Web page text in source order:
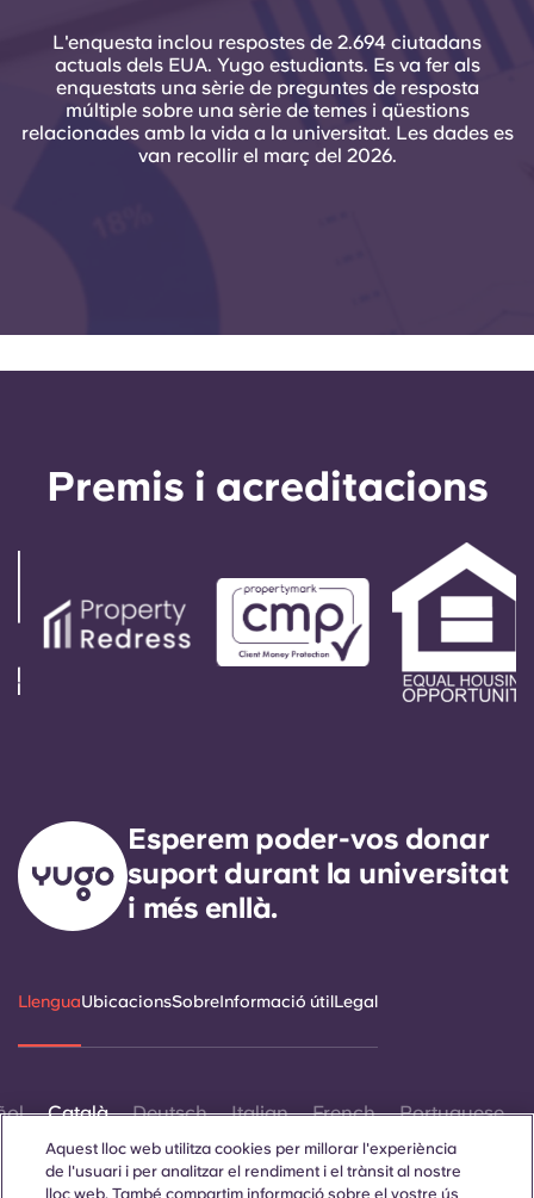
L'enquesta inclou respostes de 2.694 ciutadans
actuals dels EUA. Yugo estudiants. Es va fer als
enquestats una sèrie de preguntes de resposta
múltiple sobre una sèrie de temes i qüestions
relacionades amb la vida a la universitat. Les dades es
van recollir el març del 2026.
Premis i acreditacions
Esperem poder-vos donar
suport durant la universitat
i més enllà.
LlenguaUbicacionsSobreInformació útilLegal
Català Deutsch Italian French Portuguese
Aquest lloc web utilitza cookies per millorar l'experiència
de l'usuari i per analitzar el rendiment i el trànsit al nostre
lloc web. També compartim informació sobre el vostre ús